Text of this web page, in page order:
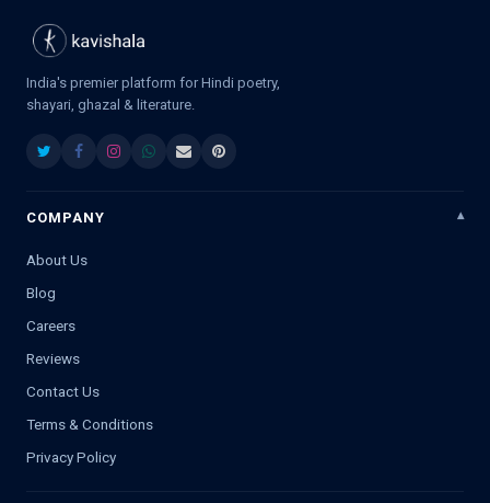
India's premier platform for Hindi poetry,
shayari, ghazal & literature.
COMPANY
About Us
Blog
Careers
Reviews
Contact Us
Terms & Conditions
Privacy Policy